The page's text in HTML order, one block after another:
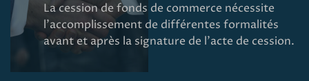
La cession de fonds de commerce nécessite
l’accomplissement de différentes formalités
avant et après la signature de l’acte de cession.